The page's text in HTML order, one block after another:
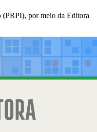
(PRPI), por meio da Editora